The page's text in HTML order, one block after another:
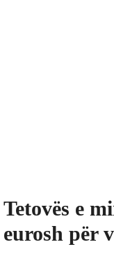
e
për